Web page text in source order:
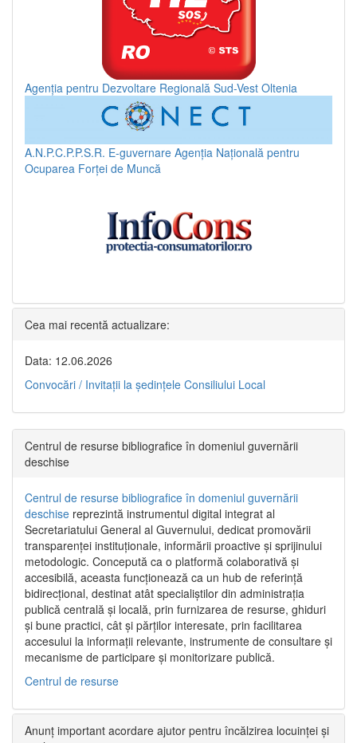
Agenția pentru Dezvoltare Regională Sud-Vest Oltenia
A.N.P.C.P.P.S.R. E-guvernare Agenția Națională pentru
Ocuparea Forței de Muncă
Cea mai recentă actualizare:
Data: 12.06.2026
Convocări / Invitaţii la şedinţele Consiliului Local
Centrul de resurse bibliografice în domeniul guvernării
deschise
Centrul de resurse bibliografice în domeniul guvernării
deschise reprezintă instrumentul digital integrat al
Secretariatului General al Guvernului, dedicat promovării
transparenței instituționale, informării proactive și sprijinului
metodologic. Concepută ca o platformă colaborativă și
accesibilă, aceasta funcționează ca un hub de referință
bidirecțional, destinat atât specialiștilor din administrația
publică centrală și locală, prin furnizarea de resurse, ghiduri
și bune practici, cât și părților interesate, prin facilitarea
accesului la informații relevante, instrumente de consultare și
mecanisme de participare și monitorizare publică.
Centrul de resurse
Anunț important acordare ajutor pentru încălzirea locuinței și